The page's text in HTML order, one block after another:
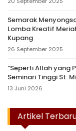
Semarak
Lomba Kreatif
Kupang
26 September 2025
“Seperti Allah yang
Seminari Tinggi St.
13 Juni 2026
Artikel